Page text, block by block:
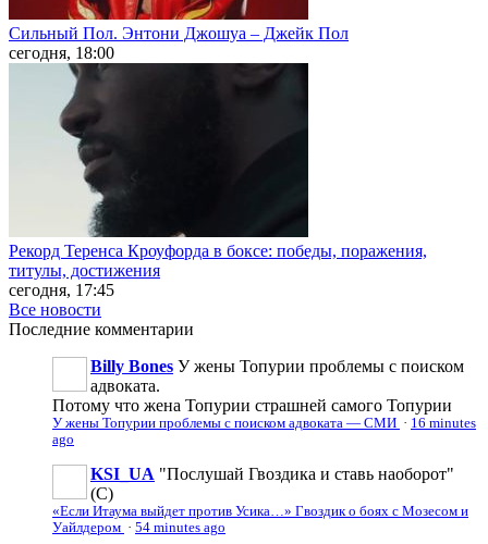
Сильный Пол. Энтони Джошуа – Джейк Пол
сегодня, 18:00
Рекорд Теренса Кроуфорда в боксе: победы, поражения,
титулы, достижения
сегодня, 17:45
Все новости
Последние комментарии
Billy Bones У жены Топурии проблемы с поиском
адвоката.
Потому что жена Топурии страшней самого Топурии
У жены Топурии проблемы с поиском адвоката — СМИ · 16 minutes
ago
KSI_UA "Послушай Гвоздика и ставь наоборот"
(С)
«Если Итаума выйдет против Усика…» Гвоздик о боях с Мозесом и
Уайлдером · 54 minutes ago